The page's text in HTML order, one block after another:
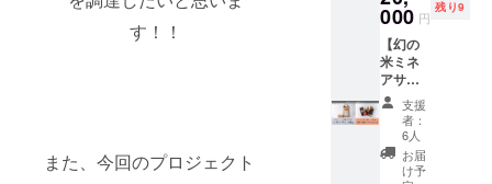
す！！
また、今回のプロジェクト
かびま
す。三
河情緒
あふれ
る山牛
蒡味噌
漬を
じっく
りお楽
しみ下
さい。
で、美
味しい
うなぎ
めしが
できま
す。冷
めても
美味し
いの
で、お
物・焼
肉のタ
レ詰め
合わせ
は豊田
市越戸
町で昭
和二年
から、
田園風
知県産
米とし
ては初
の「特
Ａ」評
価を得
まし
た。小
粒です
が甘
という
品種で
す。 流
通量の
少なさ
から
「幻の
米」と
呼ばれ
る事も
培して
いる露
地野菜
詰め合
わせ（3
回お届
け）の
セット
です。
お米は
000 円
残り9
【幻の
米ミネ
アサヒ
満喫
セット
⑦】
KINO
ファー
支援
者：
6人
お届
け予